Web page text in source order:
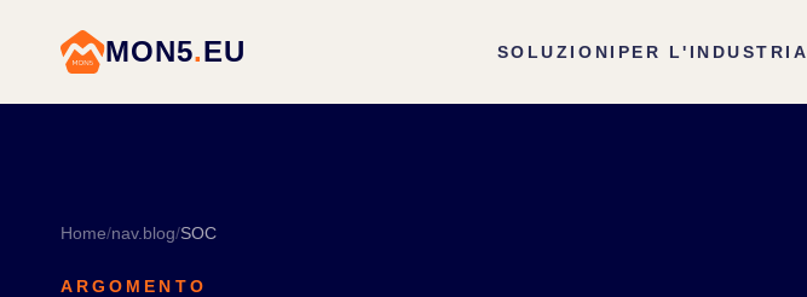
MON5.EU SOLUZIONI PER L'INDUSTRIA
Home/nav.blog/SOC
ARGOMENTO